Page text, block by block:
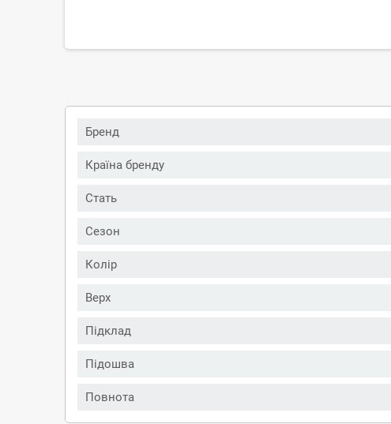
Бренд
Країна бренду
Стать
Сезон
Колір
Верх
Підклад
Підошва
Повнота